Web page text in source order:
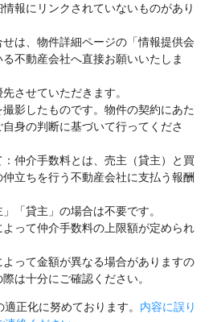
報にリンクされていないものがあり
は、物件詳細ページの「情報提供会
不動産会社へ直接お願いいたしま
させていただきます。
影したものです。物件の契約にあた
身の判断に基づいて行ってくださ
仲介手数料とは、売主（貸主）と買
立ちを行う不動産会社に支払う報酬
「貸主」の場合は不要です。
って仲介手数料の上限額が定められ
って金額が異なる場合がありますの
は十分にご確認ください。
正化に努めております。 内容に誤り